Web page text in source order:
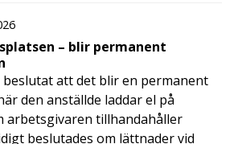
– blir permanent
att det blir en permanent
den anställde laddar el på
arbetsgivaren tillhandahåller
beslutades om lättnader vid